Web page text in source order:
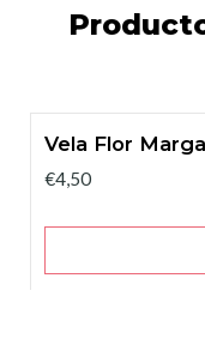
Vela Flor
€4,50